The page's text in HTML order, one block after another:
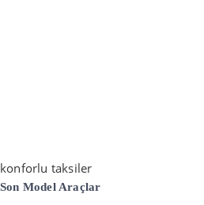
konforlu taksiler
Son Model Araçlar